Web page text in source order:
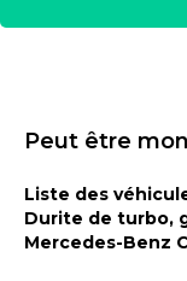
Peut être
Liste des
Durite de turbo,
Mercedes-Benz